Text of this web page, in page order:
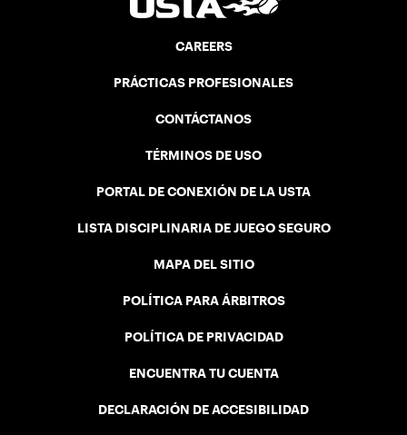
CAREERS
PRÁCTICAS PROFESIONALES
CONTÁCTANOS
TÉRMINOS DE USO
PORTAL DE CONEXIÓN DE LA USTA
LISTA DISCIPLINARIA DE JUEGO SEGURO
MAPA DEL SITIO
POLÍTICA PARA ÁRBITROS
POLÍTICA DE PRIVACIDAD
ENCUENTRA TU CUENTA
DECLARACIÓN DE ACCESIBILIDAD